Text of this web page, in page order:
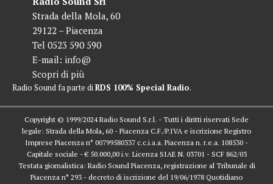
Strada della Mola, 60
29122 – Piacenza
Tel 0523 590 590
E-mail: info@
Scopri di più
Radio Sound fa parte diRDS 100% Special Radio.
Copyright © 1999/2024 Radio Sound S.r.l. - Tutti i diritti riservati Sede
legale: Strada della Mola, 60 - Piacenza C.F./P.IVA e iscrizione Registro
Imprese Piacenza n° 00799580337 c.c.i.a.a. Piacenza n. r.e.a. 108530 -
Capitale sociale - € 50.000,00 i.v. Licenza SIAE N. 03701 - SCF 862/03
Testata giornalistica: Radio Sound Piacenza, registrazione al Tribunale di
Piacenza n° 293 - decreto di iscrizione del 19/06/1978 Quotidiano